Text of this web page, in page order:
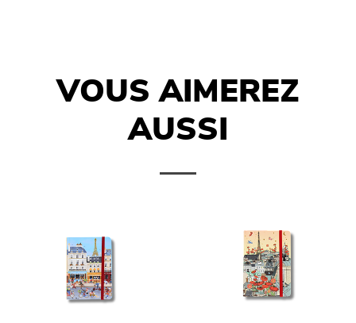
VOUS AIMEREZ
AUSSI